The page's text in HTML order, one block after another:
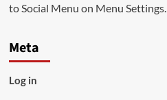
to Social Menu on Menu Settings.
Meta
Log in